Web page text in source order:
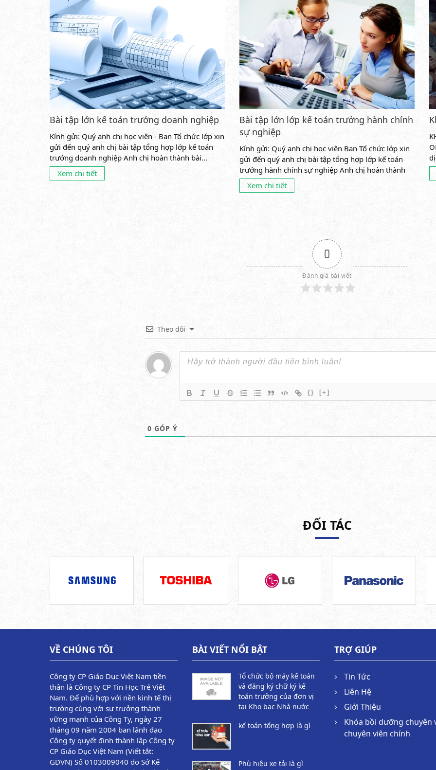
Bài tập lớn kế toán trưởng doanh nghiệp
Kính gửi: Quý anh chị học viên - Ban Tổ chức lớp xin
gửi đến quý anh chị bài tập tổng hợp lớp kế toán
trưởng doanh nghiệp Anh chị hoàn thành bài...
Xem chi tiết
Bài tập lớn lớp kế toán trưởng hành chính
sự nghiệp
Kính gửi: Quý anh chị học viên Ban Tổ chức lớp xin
gửi đến quý anh chị bài tập tổng hợp lớp kế toán
trưởng hành chính sự nghiệp Anh chị hoàn thành
bài...Xem chi tiết
0
Đánh giá bài viết
Theo dõi
{} [+]
0 GÓP Ý
ĐỐI TÁC
VỀ CHÚNG TÔI
Công ty CP Giáo Dục Việt Nam tiền
thân là Công ty CP Tin Học Trẻ Việt
Nam. Để phù hợp với nền kinh tế thị
trường cùng với sự trưởng thành
vững mạnh của Công Ty, ngày 27
tháng 09 năm 2004 ban lãnh đạo
Công ty quyết định thành lập Công ty
CP Giáo Dục Việt Nam (Viết tắt:
GDVN) Số 0103009040 do Sở Kế
BÀI VIẾT NỔI BẬT
Tổ chức bộ máy kế toán
và đăng ký chữ ký kế
toán trưởng của đơn vị
tại Kho bạc Nhà nước
kế toán tổng hợp là gì
Phù hiệu xe tải là gì
TRỢ GIÚP
Tin Tức
Liên Hệ
Giới Thiệu
Khóa bồi dưỡng chuyên
chuyên viên chính